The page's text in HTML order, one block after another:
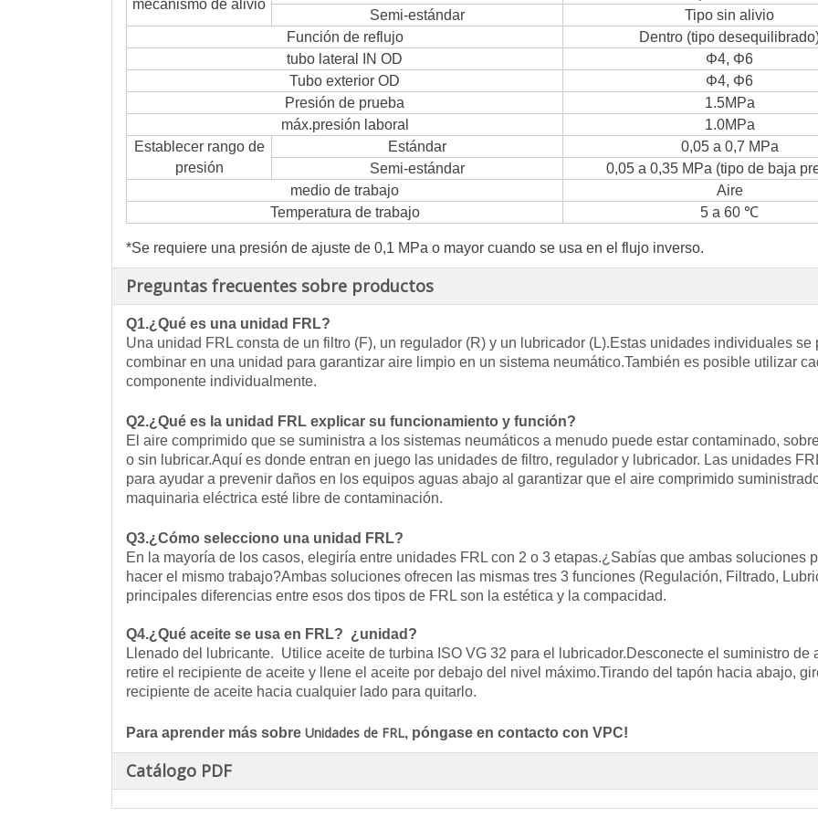
mecanismo de alivio
Semi-estándar
Tipo sin alivio
Función de reflujo
Dentro (tipo
tubo lateral IN OD
Φ4, Φ6
Tubo exterior OD
Φ4, Φ6
Presión de prueba
1.5MPa
máx.presión laboral
1.0MPa
Establecer rango de
presión
Estándar
0,05 a 0,7 MPa
Semi-estándar
0,05 a 0,35 MPa (tipo de baja
medio de trabajo
Aire
Temperatura de trabajo
5 a 60 ℃
*Se requiere una presión de ajuste de 0,1 MPa o mayor cuando se usa en el flujo inverso.
Preguntas frecuentes sobre productos
Q1.¿Qué es una unidad FRL?
Una unidad FRL consta de un filtro (F), un regulador (R) y un lubricador (L).Estas unidades individuales se
combinar en una unidad para garantizar aire limpio en un sistema neumático.También es posible utilizar
componente individualmente.
Q2.¿Qué es la unidad FRL explicar su funcionamiento y función?
El aire comprimido que se suministra a los sistemas neumáticos a menudo puede estar contaminado,
o sin lubricar.Aquí es donde entran en juego las unidades de filtro, regulador y lubricador. Las unidades
para ayudar a prevenir daños en los equipos aguas abajo al garantizar que el aire comprimido
maquinaria eléctrica esté libre de contaminación.
Q3.¿Cómo selecciono una unidad FRL?
En la mayoría de los casos, elegiría entre unidades FRL con 2 o 3 etapas.¿Sabías que ambas soluciones
hacer el mismo trabajo?Ambas soluciones ofrecen las mismas tres 3 funciones (Regulación, Filtrado,
principales diferencias entre esos dos tipos de FRL son la estética y la compacidad.
Q4.¿Qué aceite se usa en FRL? ¿unidad?
Llenado del lubricante. Utilice aceite de turbina ISO VG 32 para el lubricador.Desconecte el suministro de
retire el recipiente de aceite y llene el aceite por debajo del nivel máximo.Tirando del tapón hacia abajo,
recipiente de aceite hacia cualquier lado para quitarlo.
Para aprender más sobre Unidades de FRL, póngase en contacto con VPC!
Catálogo PDF